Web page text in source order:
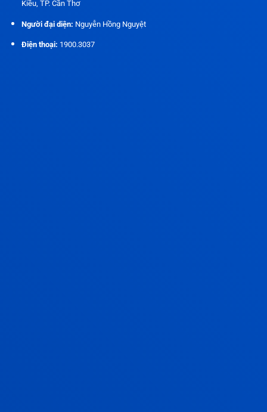
Kiều, TP. Cần Thơ
Người đại diện: Nguyễn Hồng Nguyệt
Điện thoại: 1900.3037